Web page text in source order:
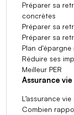
Préparer sa
concrètes
Préparer sa
Préparer sa
Plan d'épargne
Réduire ses
Meilleur PER
Assurance vie
L’assurance
Combien